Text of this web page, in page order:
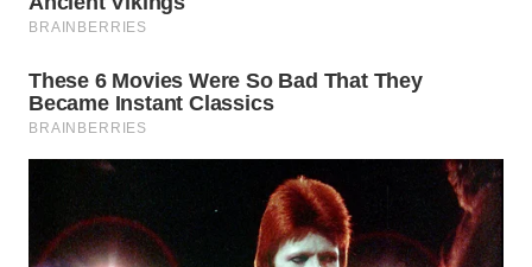
WN
KARO
WN
SIMALUNGUN
LABUHANBATU